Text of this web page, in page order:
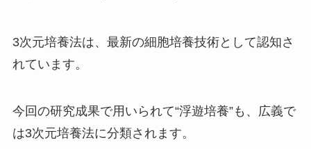
3次元培養法は、最新の細胞培養技術として認知さ
れています。
今回の研究成果で用いられて“浮遊培養”も、広義で
は3次元培養法に分類されます。